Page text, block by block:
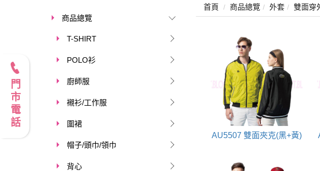
商品總覽
T-SHIRT
POLO衫
廚師服
襯衫/工作服
圍裙
帽子/頭巾/領巾
背心
首頁 商品總覽 外套 雙面穿
AU5507 雙面夾克(黑+黃)
門市電話